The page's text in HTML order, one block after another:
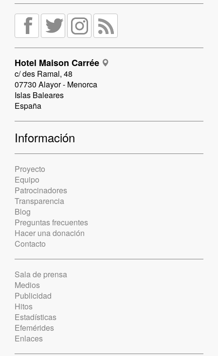
Hotel Maison Carrée
c/ des Ramal, 48
07730 Alayor - Menorca
Islas Baleares
España
Información
Proyecto
Equipo
Patrocinadores
Transparencia
Blog
Preguntas frecuentes
Hacer una donación
Contacto
Sala de prensa
Medios
Publicidad
Hitos
Estadísticas
Efemérides
Enlaces